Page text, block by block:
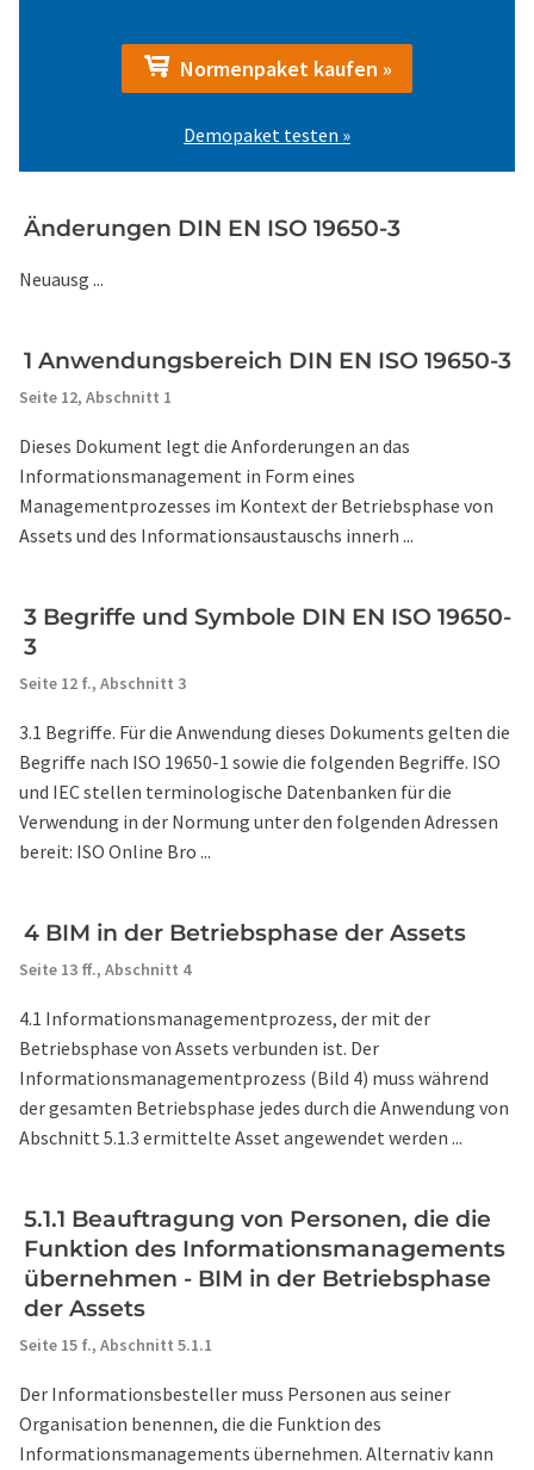
Normenpaket kaufen »
Demopaket testen »
Änderungen DIN EN ISO 19650-3
Neuausg ...
1 Anwendungsbereich DIN EN ISO 19650-3
Seite 12, Abschnitt 1
Dieses Dokument legt die Anforderungen an das
Informationsmanagement in Form eines
Managementprozesses im Kontext der Betriebsphase von
Assets und des Informationsaustauschs innerh ...
3 Begriffe und Symbole DIN EN ISO 19650-
3
Seite 12 f., Abschnitt 3
3.1 Begriffe. Für die Anwendung dieses Dokuments gelten die
Begriffe nach ISO 19650-1 sowie die folgenden Begriffe. ISO
und IEC stellen terminologische Datenbanken für die
Verwendung in der Normung unter den folgenden Adressen
bereit: ISO Online Bro ...
4 BIM in der Betriebsphase der Assets
Seite 13 ff., Abschnitt 4
4.1 Informationsmanagementprozess, der mit der
Betriebsphase von Assets verbunden ist. Der
Informationsmanagementprozess (Bild 4) muss während
der gesamten Betriebsphase jedes durch die Anwendung von
Abschnitt 5.1.3 ermittelte Asset angewendet werden ...
5.1.1 Beauftragung von Personen, die die
Funktion des Informationsmanagements
übernehmen - BIM in der Betriebsphase
der Assets
Seite 15 f., Abschnitt 5.1.1
Der Informationsbesteller muss Personen aus seiner
Organisation benennen, die die Funktion des
Informationsmanagements übernehmen. Alternativ kann